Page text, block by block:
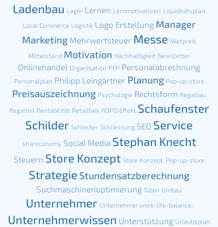
Ladenbau Lager Lernen Lernmotivatoren Liquiditätsplan
Local Commerce Logistik Logo Erstellung Manager
Marketing Mehrwertsteuer Messe Mietpreis
Mittelstand Motivation Nachhaltigkeit Newsletter
Onlinehandel Organisation PEP Personalabrechnung
Personalplan Philipp Leingärtner Planung Pop-up-store
Preisauszeichnung Psychologie Rechtsform Regalbau
Regalteil Rentabilität Retailtalk ROPO Effekt Schaufenster
Schilder Schlecker Schliessung SEO Service
shareconomy Social Media Stephan Knecht
Steuern Store Konzept Store Konzept. Pop-up-store
Strategie Stundensatzberechnung
Suchmaschinenoptimierung Tüten Umbau
Unternehmer Unternehmer;work-life-balance;
Unternehmerwissen Unterstützung Urlaubsplan